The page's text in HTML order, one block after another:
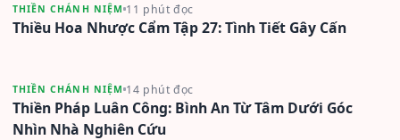
THIỀN CHÁNH NIỆM 11 phút đọc
Thiều Hoa Nhược Cẩm Tập 27: Tình Tiết Gây Cấn
THIỀN CHÁNH NIỆM 14 phút đọc
Thiền Pháp Luân Công: Bình An Từ Tâm Dưới Góc
Nhìn Nhà Nghiên Cứu